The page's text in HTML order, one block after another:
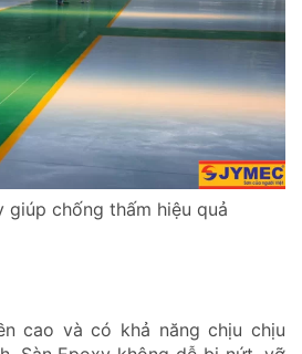
giúp chống thấm hiệu quả
cao và có khả năng chịu chịu